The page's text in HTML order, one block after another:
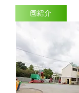
園紹介